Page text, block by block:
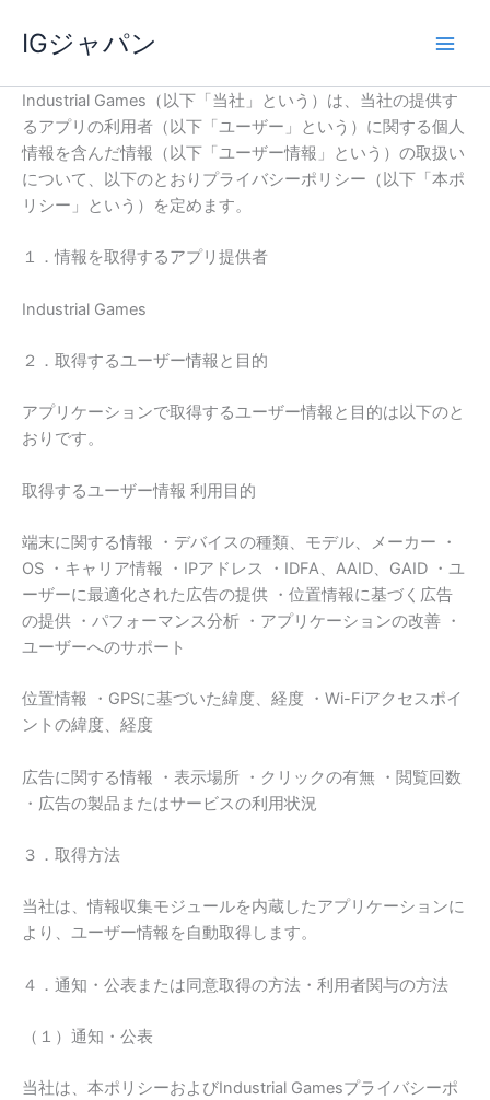
ス
IGジャパン
Industrial Games（以下「当社」という）は、当社の提供す
るアプリの利用者（以下「ユーザー」という）に関する個人
情報を含んだ情報（以下「ユーザー情報」という）の取扱い
について、以下のとおりプライバシーポリシー（以下「本ポ
リシー」という）を定めます。
１．情報を取得するアプリ提供者
Industrial Games
２．取得するユーザー情報と目的
アプリケーションで取得するユーザー情報と目的は以下のと
おりです。
取得するユーザー情報 利用目的
端末に関する情報 ・デバイスの種類、モデル、メーカー ・
OS ・キャリア情報 ・IPアドレス ・IDFA、AAID、GAID ・ユ
ーザーに最適化された広告の提供 ・位置情報に基づく広告
の提供 ・パフォーマンス分析 ・アプリケーションの改善 ・
ユーザーへのサポート
位置情報 ・GPSに基づいた緯度、経度 ・Wi-Fiアクセスポイ
ントの緯度、経度
広告に関する情報 ・表示場所 ・クリックの有無 ・閲覧回数
・広告の製品またはサービスの利用状況
３．取得方法
当社は、情報収集モジュールを内蔵したアプリケーションに
より、ユーザー情報を自動取得します。
４．通知・公表または同意取得の方法・利用者関与の方法
（１）通知・公表
当社は、本ポリシーおよびIndustrial Gamesプライバシーポ